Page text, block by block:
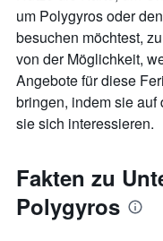
um Polygyros oder
besuchen möchtest,
von der Möglichkeit,
Angebote für diese
bringen, indem sie
sie sich interessieren.
Fakten zu
Polygyros